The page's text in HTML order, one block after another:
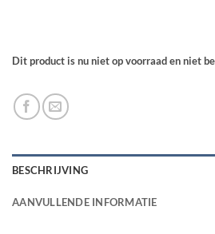
Dit product is nu niet op voorraad en niet
BESCHRIJVING
AANVULLENDE INFORMATIE